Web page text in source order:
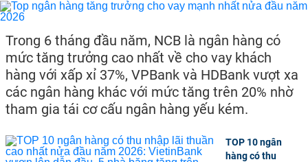
Trong 6 tháng đầu năm, NCB là ngân hàng có
mức tăng trưởng cao nhất về cho vay khách
hàng với xấp xỉ 37%, VPBank và HDBank vượt xa
các ngân hàng khác với mức tăng trên 20% nhờ
tham gia tái cơ cấu ngân hàng yếu kém.
TOP 10 ngân
hàng có thu